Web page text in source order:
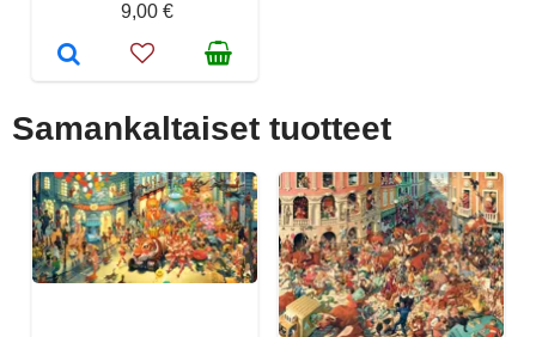
9,00 €
Samankaltaiset tuotteet